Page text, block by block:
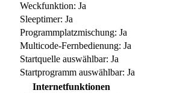
Weckfunktion: Ja
Sleeptimer: Ja
Programmplatzmischung: Ja
Multicode-Fernbedienung: Ja
Startquelle auswählbar: Ja
Startprogramm auswählbar: Ja
Internetfunktionen